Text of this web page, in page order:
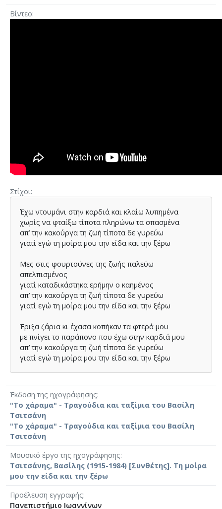
Βίντεο
Στίχοι
Έχω ντουµάνι στην καρδιά και κλαίω λυπηµένα
χωρίς να φταίξω τίποτα πληρώνω τα σπασµένα
απ’ την κακούργα τη ζωή τίποτα δε γυρεύω
γιατί εγώ τη µοίρα µου την είδα και την ξέρω
Μες στις φουρτούνες της ζωής παλεύω
απελπισµένος
γιατί καταδικάστηκα ερήµην ο καηµένος
απ’ την κακούργα τη ζωή τίποτα δε γυρεύω
γιατί εγώ τη µοίρα µου την είδα και την ξέρω
Έριξα ζάρια κι έχασα κοπήκαν τα φτερά µου
µε πνίγει το παράπονο που έχω στην καρδιά µου
απ’ την κακούργα τη ζωή τίποτα δε γυρεύω
γιατί εγώ τη µοίρα µου την είδα και την ξέρω
Έκδοση της ηχογράφησης
"Το χάραμα" - Τραγούδια και ταξίμια του Βασίλη
Τσιτσάνη
"Το χάραμα" - Τραγούδια και ταξίμια του Βασίλη
Τσιτσάνη
Μουσικό έργο της ηχογράφησης
Τσιτσάνης, Βασίλης (1915-1984) [Συνθέτης]. Τη μοίρα
μου την είδα και την ξέρω
Προέλευση εγγραφής
Πανεπιστήμιο Ιωαννίνων